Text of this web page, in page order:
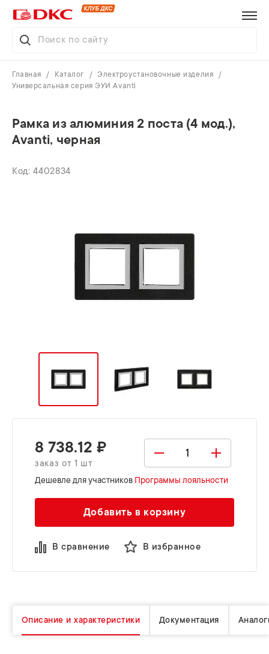
Главная Каталог
Электроустановочные изделия
Универсальная серия ЭУИ Avanti
Рамка из алюминия 2 поста (4 мод.),
Avanti, черная
4402834
8 738.12 ₽
заказ от 1 шт
Дешевле для участников Программы лояльности
Добавить в корзину
В сравнение В избранное
Описание и характеристики Документация